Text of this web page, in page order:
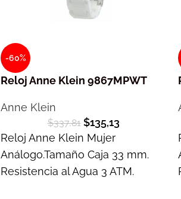
-60%
Reloj Anne Klein 9867MPWT
Anne Klein
$337,81 $135,13
Reloj Anne Klein Mujer
Análogo.Tamaño Caja 33 mm.
Resistencia al Agua 3 ATM.